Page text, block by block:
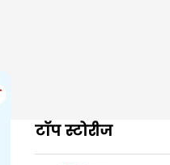
टॉप स्टोरीज